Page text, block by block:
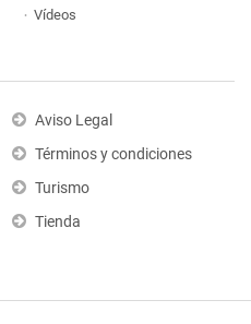
Vídeos
Aviso Legal
Términos y condiciones
Turismo
Tienda